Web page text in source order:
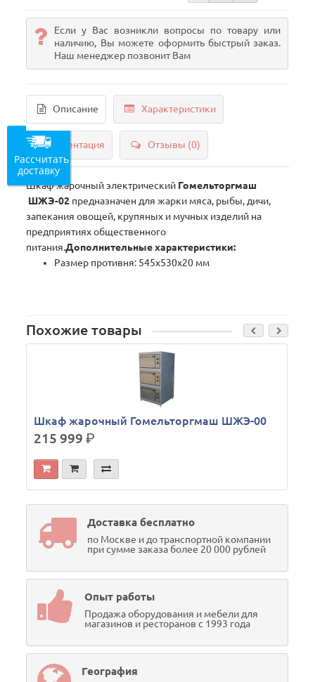
Если у Вас возникли вопросы по товару или
наличию, Вы можете оформить быстрый заказ.
Наш менеджер позвонит Вам
Описание Характеристики
Документация Отзывы (0)
Шкаф жарочный электрический Гомельторгмаш
ШЖЭ-02 предназначен для жарки мяса, рыбы, дичи,
запекания овощей, крупяных и мучных изделий на
предприятиях общественного
питания.Дополнительные характеристики:
Размер противня: 545х530х20 мм
Похожие товары
Шкаф жарочный Гомельторгмаш ШЖЭ-00
215 999р.
Доставка бесплатно
по Москве и до транспортной компании
при сумме заказа более 20 000 рублей
Опыт работы
Продажа оборудования и мебели для
магазинов и ресторанов с 1993 года
География
Рассчитать
доставку